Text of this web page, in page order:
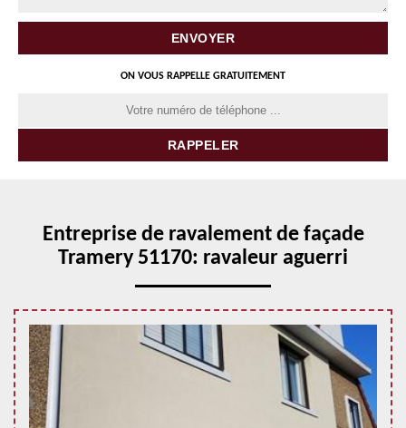
ON VOUS RAPPELLE GRATUITEMENT
Entreprise de ravalement de façade
Tramery 51170: ravaleur aguerri